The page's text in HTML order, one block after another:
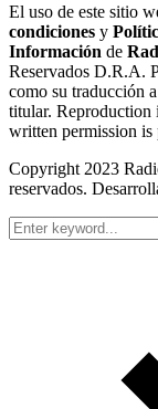
El uso de este sitio
condiciones y
Información de
Reservados D.R.A.
como su traducción
titular.
written permission
Copyright 2023
reservados.